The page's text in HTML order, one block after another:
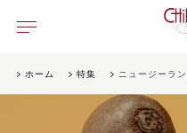
ホーム 特集 ニュージーラ